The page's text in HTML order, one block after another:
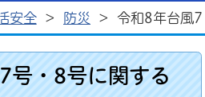
安全 > 防災 > 令和8年台風
号・8号に関する